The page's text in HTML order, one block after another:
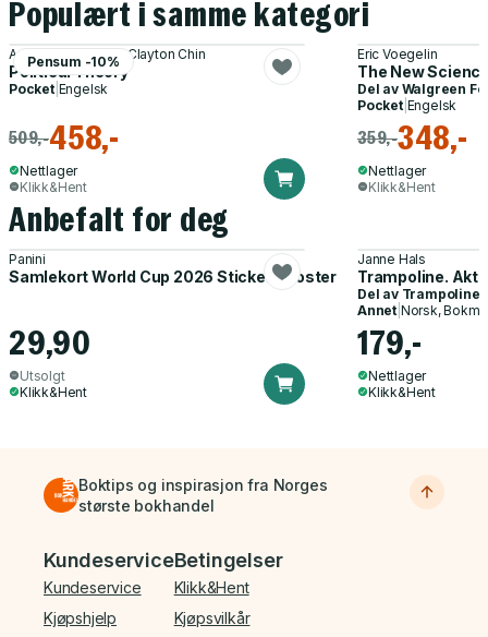
Populært i samme kategori
Pensum -10%
Andrew Heywood, Clayton Chin
Political Theory
Pocket| Engelsk
509,-458,-
Nettlager
Klikk&Hent
Eric Voegelin
The New
Del av Walgreen
Pocket| Engelsk
359,-348,-
Nettlager
Klikk&Hent
Anbefalt for deg
Panini
Samlekort World Cup 2026 Sticker Booster
29,90
Utsolgt
Klikk&Hent
Janne Hals
Trampoline.
Del av Trampoline
Annet| Norsk,
179,-
Nettlager
Klikk&Hent
Boktips og inspirasjon fra Norges
største bokhandel
Bunnmeny
Kundeservice
Kundeservice
Kjøpshjelp
Betingelser
Klikk&Hent
Kjøpsvilkår